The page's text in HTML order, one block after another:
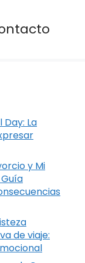
Day: La
y Mi
de viaje: